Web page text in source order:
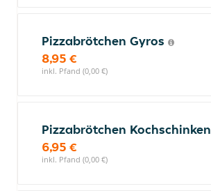
Pizzabrötchen Gyros
8,95 €
inkl. Pfand (0,00 €)
Pizzabrötchen Kochschinken
6,95 €
inkl. Pfand (0,00 €)